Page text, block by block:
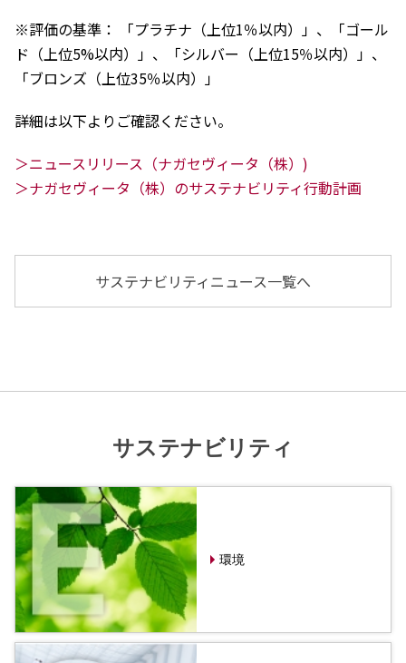
2019年
2018年
2017年
2016年
2014年
事業案内
機能化学品事業部
モビリティソリューションズ事業部
ライフ＆ヘルスケア製品事業部
NAGASEバイオテック室
IRニュース：2026年
個人株主・投資家の皆様へ
株主・株式情報
財務情報
サステナビリティ
NAGASEグループのサステナビリティ
トップメッセージ
統合報告書
※評価の基準： 「プラチナ（上位1％以内）」、「ゴール
ド（上位5%以内）」、「シルバー（上位15％以内）」、
「ブロンズ（上位35％以内）」
詳細は以下よりご確認ください。
＞ニュースリリース（ナガセヴィータ（株）)
＞ナガセヴィータ（株）のサステナビリティ行動計画
サステナビリティニュース一覧へ
サステナビリティ
環境